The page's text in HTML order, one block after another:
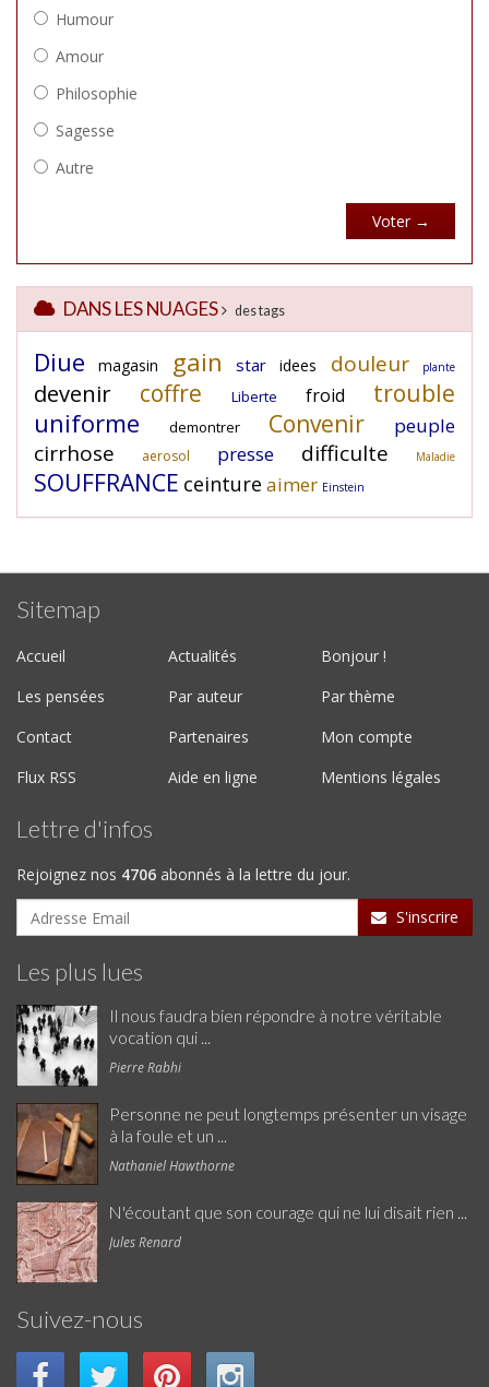
DANS LES NUAGES des tags
Diue magasin gain star idees douleur plante
devenir coffre Liberte froid trouble
uniforme demontrer Convenir peuple
cirrhose aerosol presse difficulte Maladie
SOUFFRANCE ceinture aimer Einstein
Sitemap
Accueil Actualités
Bonjour !
Les pensées
Par auteur
Par thème
Contact
Partenaires
Mon compte
Flux RSS
Aide en ligne Mentions légales
Lettre d'infos
Rejoignez nos 4706 abonnés à la lettre du jour.
S'inscrire
Les plus lues
Il nous faudra bien répondre à notre véritable
vocation qui ...
Pierre Rabhi
Personne ne peut longtemps présenter un visage
à la foule et un ...
Nathaniel Hawthorne
N'écoutant que son courage qui ne lui disait rien ...
Jules Renard
Suivez-nous